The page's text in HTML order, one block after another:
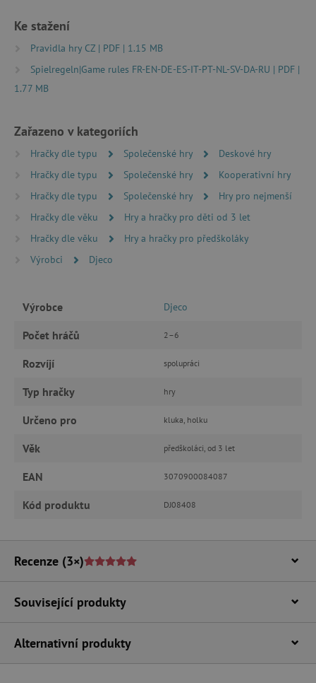
Ke stažení
Pravidla hry CZ | PDF | 1.15 MB
Spielregeln|Game rules FR-EN-DE-ES-IT-PT-NL-SV-DA-RU | PDF |
1.77 MB
Zařazeno v kategoriích
Hračky dle typu Společenské hry
Deskové hry
Hračky dle typu
Společenské hry
Kooperativní hry
Hračky dle typu
Společenské hry
Hry pro nejmenší
Hračky dle věku
Hry a hračky pro děti od 3 let
Hračky dle věku
Hry a hračky pro předškoláky
Výrobci
Djeco
Výrobce Djeco
Počet hráčů 2–6
Rozvíjí spolupráci
Typ hračky hry
Určeno pro kluka, holku
Věk předškoláci, od 3 let
EAN 3070900084087
Kód produktu DJ08408
Recenze (3×)
Související produkty
Alternativní produkty
Funkční soubory
Nezbytně nutné soubory cookie umožňují
základní funkce webových stránek, jako je
přihlášení uživatele a správa účtu. Webové
cookie správně používat.
Název
Provider